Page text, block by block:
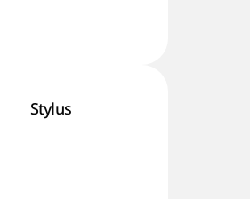
Stylus